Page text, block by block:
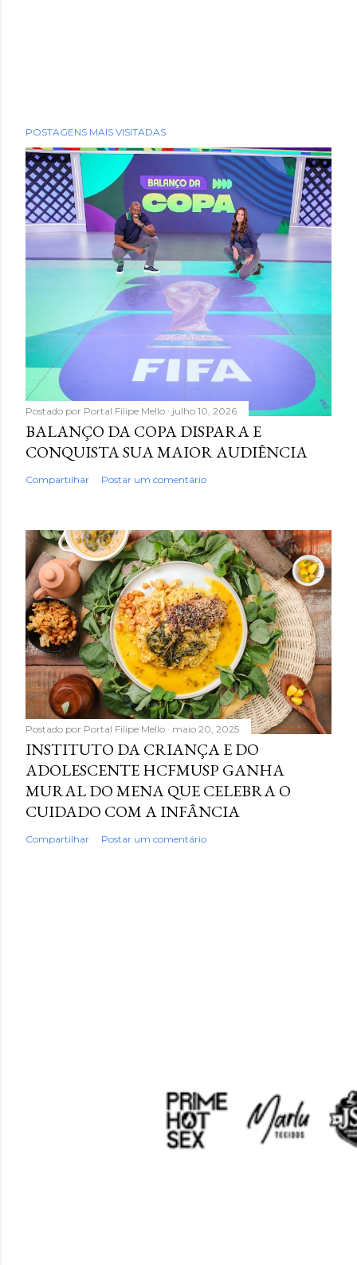
POSTAGENS MAIS VISITADAS
Postado por Portal Filipe Mello julho 10, 2026
BALANÇO DA COPA DISPARA E
CONQUISTA SUA MAIOR AUDIÊNCIA
Compartilhar Postar um comentário
Postado por Portal Filipe Mello maio 20, 2025
INSTITUTO DA CRIANÇA E DO
ADOLESCENTE HCFMUSP GANHA
MURAL DO MENA QUE CELEBRA O
CUIDADO COM A INFÂNCIA
Compartilhar Postar um comentário